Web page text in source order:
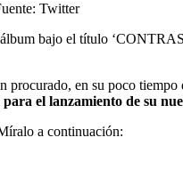
Twitter
bajo el título
procurado, en su poco
el lanzamiento de su
a continuación: